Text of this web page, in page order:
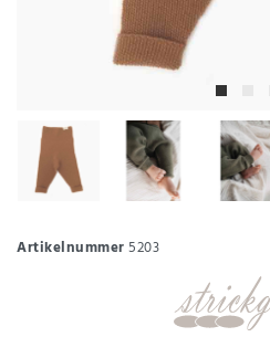
Artikelnummer5203